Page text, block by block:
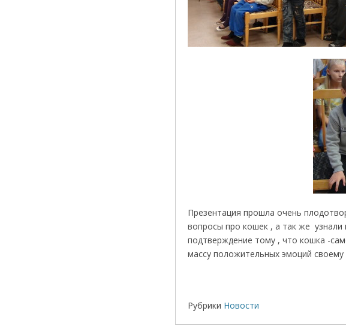
Презентация прошла очень
вопросы про кошек , а так же
подтверждение тому , что кошка -
массу положительных эмоций
Рубрики Новости